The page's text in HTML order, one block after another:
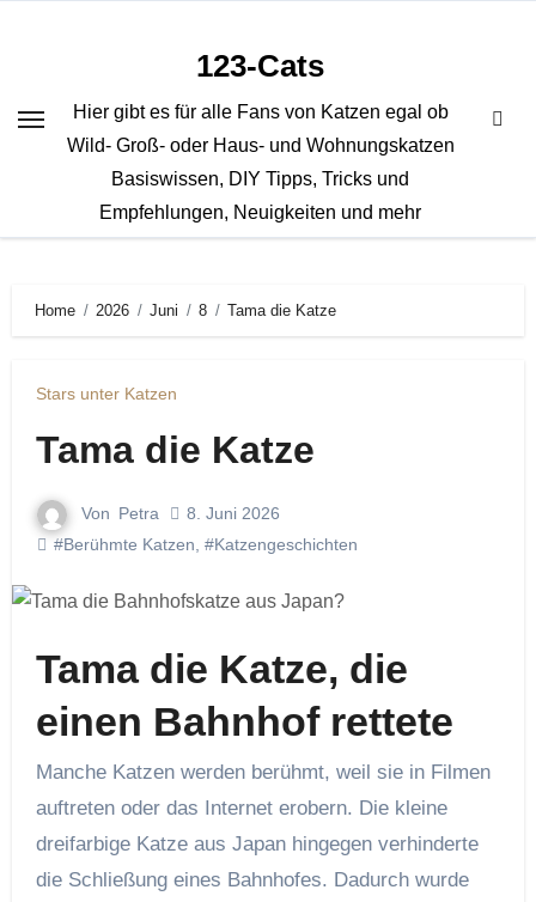
123-Cats
Hier gibt es für alle Fans von Katzen egal ob
Wild- Groß- oder Haus- und Wohnungskatzen
Basiswissen, DIY Tipps, Tricks und
Empfehlungen, Neuigkeiten und mehr
Home 2026 Juni 8 Tama die Katze
Stars unter Katzen
Tama die Katze
Von Petra
8. Juni 2026
#Berühmte Katzen #Katzengeschichten
Tama die Katze, die
einen Bahnhof rettete
Manche Katzen werden berühmt, weil sie in Filmen
auftreten oder das Internet erobern. Die kleine
dreifarbige Katze aus Japan hingegen verhinderte
die Schließung eines Bahnhofes. Dadurch wurde